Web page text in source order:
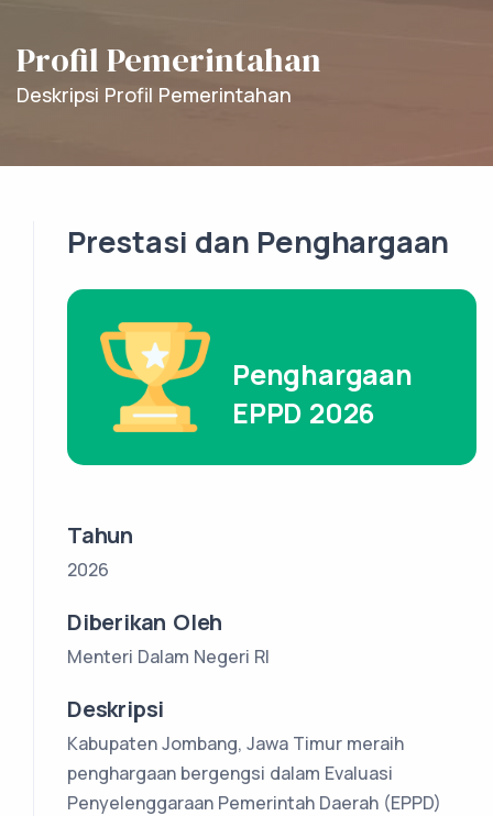
Profil Pemerintahan
Deskripsi Profil Pemerintahan
Prestasi dan Penghargaan
Penghargaan
EPPD 2026
Tahun
2026
Diberikan Oleh
Menteri Dalam Negeri RI
Deskripsi
Kabupaten Jombang, Jawa Timur meraih
penghargaan bergengsi dalam Evaluasi
Penyelenggaraan Pemerintah Daerah (EPPD)